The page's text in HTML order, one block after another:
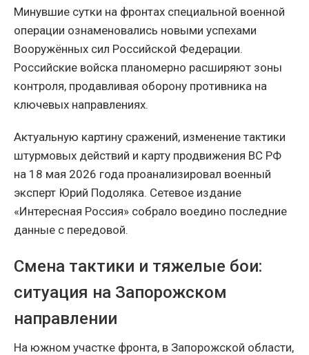
Минувшие сутки на фронтах специальной военной
операции ознаменовались новыми успехами
Вооружённых сил Российской Федерации.
Российские войска планомерно расширяют зоны
контроля, продавливая оборону противника на
ключевых направлениях.
Актуальную картину сражений, изменение тактики
штурмовых действий и карту продвижения ВС РФ
на 18 мая 2026 года проанализировал военный
эксперт Юрий Подоляка. Сетевое издание
«Интересная Россия» собрало воедино последние
данные с передовой.
Смена тактики и тяжелые бои:
ситуация на Запорожском
направлении
На южном участке фронта, в Запорожской области,